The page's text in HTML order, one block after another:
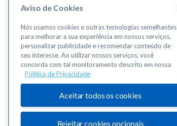
Aviso de Cookies
Nós usamos cookies e outras tecnologias semelhantes
para melhorar a sua experiência em nossos serviços,
personalizar publicidade e recomendar conteúdo de
seu interesse. Ao utilizar nossos serviços, você
concorda com tal monitoramento descrito em nossa
Política de Privacidade
Aceitar todos os cookies
Rejeitar cookies opcionais